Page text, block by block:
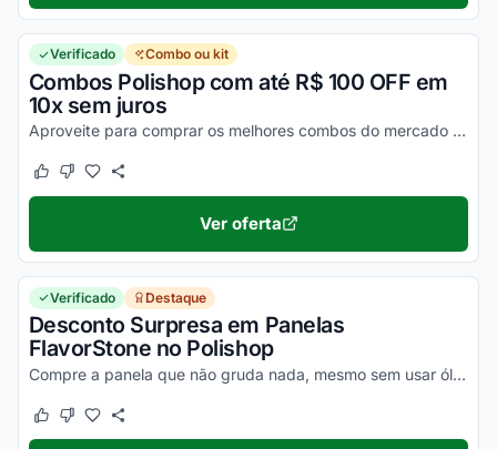
Verificado Combo ou kit
Combos Polishop com até R$ 100 OFF em
10x sem juros
Aproveite para comprar os melhores combos do mercado na loja virtual Polishop. Confira as oportunidades na loja virtual e desfrute dos descontos!
Este cupom funcionou
Este cupom não funcionou
Ver oferta
Verificado Destaque
Desconto Surpresa em Panelas
FlavorStone no Polishop
Compre a panela que não gruda nada, mesmo sem usar óleo, com desconto. Produto exclusivo Polishop, aproveite agora!
Este cupom funcionou
Este cupom não funcionou